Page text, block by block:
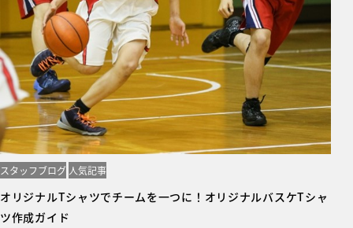
スタッフブログ 人気記事
オリジナルTシャツでチームを一つに！オリジナルバスケTシャ
ツ作成ガイド